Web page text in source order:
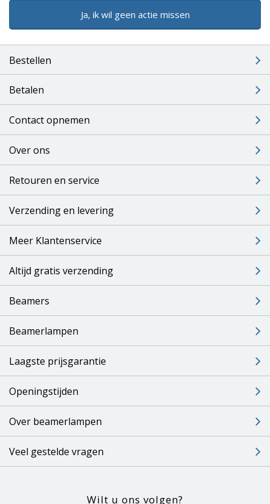
Ja, ik wil geen actie missen
Bestellen
Betalen
Contact opnemen
Over ons
Retouren en service
Verzending en levering
Meer Klantenservice
Altijd gratis verzending
Beamers
Beamerlampen
Laagste prijsgarantie
Openingstijden
Over beamerlampen
Veel gestelde vragen
Wilt u ons volgen?